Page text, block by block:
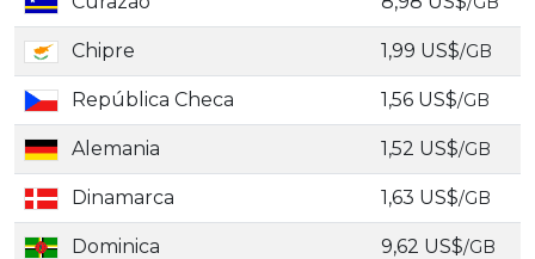
Chipre 1,99 US$/GB
República Checa 1,56 US$/GB
Alemania 1,52 US$/GB
Dinamarca 1,63 US$/GB
Dominica 9,62 US$/GB